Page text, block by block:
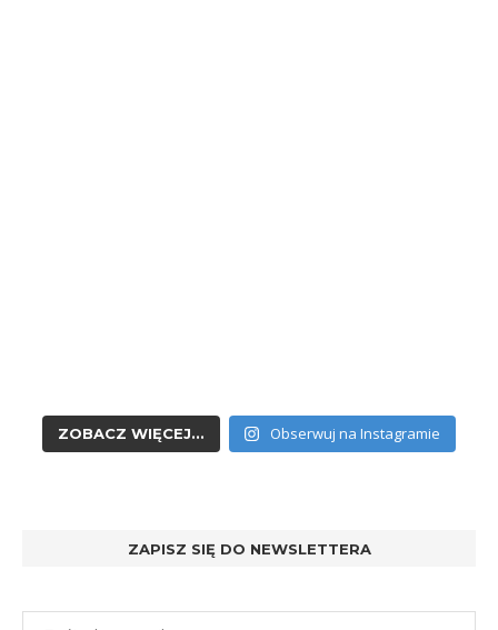
ZOBACZ WIĘCEJ... Obserwuj na Instagramie
ZAPISZ SIĘ DO NEWSLETTERA